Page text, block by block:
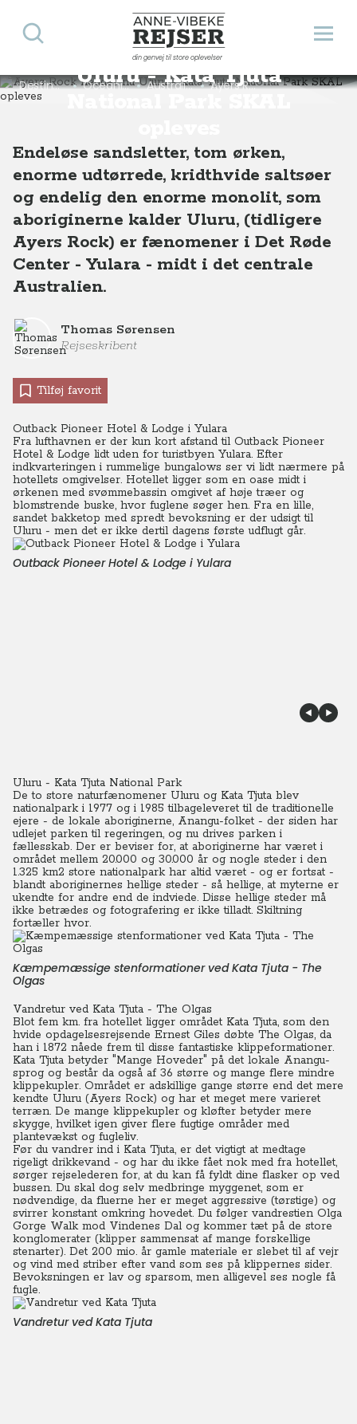
Anne-Vibeke Rejser
din genvej til store oplevelser
Åbn
Søg
Ayers Rock hedder nu
Uluru - Kata Tjuta
Destinationer Oceanien Australien Ayers Rock hedder nu Uluru - Kata Tjuta National Park SKAL opleves
Endeløse sandsletter, tom ørken,
enorme udtørrede, kridthvide saltsøer
og endelig den enorme monolit, som
aboriginerne kalder Uluru, (tidligere
Ayers Rock) er fænomener i Det Røde
Center - Yulara - midt i det centrale
Australien.
Thomas Sørensen
Rejseskribent
Tilføj favorit
Outback Pioneer Hotel & Lodge i Yulara
Fra lufthavnen er der kun kort afstand til Outback Pioneer
Hotel & Lodge lidt uden for turistbyen Yulara. Efter
indkvarteringen i rummelige bungalows ser vi lidt nærmere på
hotellets omgivelser. Hotellet ligger som en oase midt i
ørkenen med svømmebassin omgivet af høje træer og
blomstrende buske, hvor fuglene søger hen. Fra en lille,
sandet bakketop med spredt bevoksning er der udsigt til
Uluru - men det er ikke dertil dagens første udflugt går.
Outback Pioneer Hotel & Lodge i Yulara
Uluru - Kata Tjuta National Park
De to store naturfænomener Uluru og Kata Tjuta blev
nationalpark i 1977 og i 1985 tilbageleveret til de traditionelle
ejere - de lokale aboriginerne, Anangu-folket - der siden har
udlejet parken til regeringen, og nu drives parken i
fællesskab. Der er beviser for, at aboriginerne har været i
området mellem 20.000 og 30.000 år og nogle steder i den
1.325 km2 store nationalpark har altid været - og er fortsat -
blandt aboriginernes hellige steder - så hellige, at myterne er
ukendte for andre end de indviede. Disse hellige steder må
ikke betrædes og fotografering er ikke tilladt. Skiltning
fortæller hvor.
Kæmpemæssige stenformationer ved Kata Tjuta - The
Olgas
Vandretur ved Kata Tjuta - The Olgas
Blot fem km. fra hotellet ligger området Kata Tjuta, som den
hvide opdagelsesrejsende Ernest Giles døbte The Olgas, da
han i 1872 nåede frem til disse fantastiske klippeformationer.
Kata Tjuta betyder "Mange Hoveder" på det lokale Anangu-
sprog og består da også af 36 større og mange flere mindre
klippekupler. Området er adskillige gange større end det mere
kendte Uluru (Ayers Rock) og har et meget mere varieret
terræn. De mange klippekupler og kløfter betyder mere
skygge, hvilket igen giver flere fugtige områder med
plantevækst og fugleliv.
Før du vandrer ind i Kata Tjuta, er det vigtigt at medtage
rigeligt drikkevand - og har du ikke fået nok med fra hotellet,
sørger rejselederen for, at du kan få fyldt dine flasker op ved
bussen. Du skal dog selv medbringe myggenet, som er
nødvendige, da fluerne her er meget aggressive (tørstige) og
svirrer konstant omkring hovedet. Du følger vandrestien Olga
Gorge Walk mod Vindenes Dal og kommer tæt på de store
konglomerater (klipper sammensat af mange forskellige
stenarter). Det 200 mio. år gamle materiale er slebet til af vejr
og vind med striber efter vand som ses på klippernes sider.
Bevoksningen er lav og sparsom, men alligevel ses nogle få
fugle.
Vandretur ved Kata Tjuta